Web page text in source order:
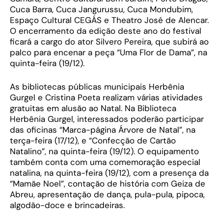
Cuca Barra, Cuca Jangurussu, Cuca Mondubim,
Espaço Cultural CEGÁS e Theatro José de Alencar.
O encerramento da edição deste ano do festival
ficará a cargo do ator Silvero Pereira, que subirá ao
palco para encenar a peça “Uma Flor de Dama”, na
quinta-feira (19/12).
As bibliotecas públicas municipais Herbênia
Gurgel e Cristina Poeta realizam várias atividades
gratuitas em alusão ao Natal. Na Biblioteca
Herbênia Gurgel, interessados poderão participar
das oficinas “Marca-página Árvore de Natal”, na
terça-feira (17/12), e “Confecção de Cartão
Natalino”, na quinta-feira (19/12). O equipamento
também conta com uma comemoração especial
natalina, na quinta-feira (19/12), com a presença da
“Mamãe Noel”, contação de história com Geiza de
Abreu, apresentação de dança, pula-pula, pipoca,
algodão-doce e brincadeiras.